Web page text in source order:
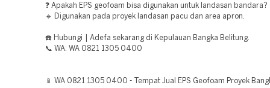
❓ Apakah EPS geofoam bisa digunakan untuk landasan bandara?
🔹 Digunakan pada proyek landasan pacu dan area apron.
☎️ Hubungi | Adefa sekarang di Kepulauan Bangka Belitung.
📞 WA: WA 0821 1305 0400
📱 WA 0821 1305 0400 - Tempat Jual EPS Geofoam Proyek